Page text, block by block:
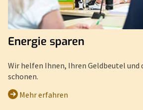
Energie sparen
Wir helfen Ihnen, Ihren Geldbeutel und
schonen.
Mehr erfahren